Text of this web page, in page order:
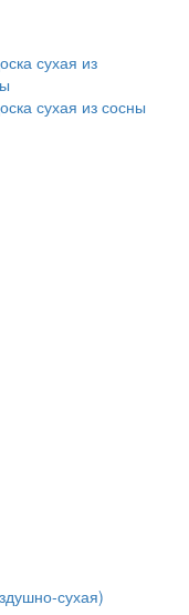
сухая из
сухая из сосны
сухая)